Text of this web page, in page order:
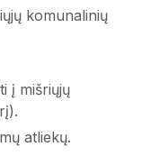
komunalinių
į mišriųjų
atliekų.